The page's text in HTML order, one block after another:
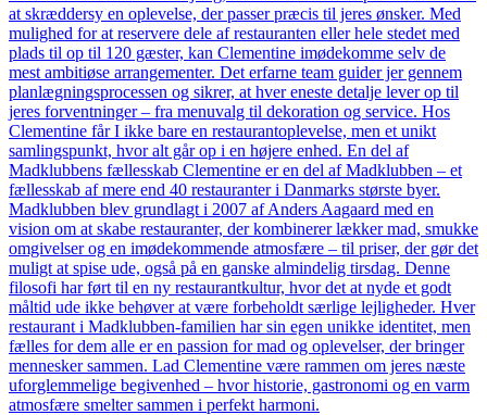
at skræddersy en oplevelse, der passer præcis til jeres ønsker. Med
mulighed for at reservere dele af restauranten eller hele stedet med
plads til op til 120 gæster, kan Clementine imødekomme selv de
mest ambitiøse arrangementer. Det erfarne team guider jer gennem
planlægningsprocessen og sikrer, at hver eneste detalje lever op til
jeres forventninger – fra menuvalg til dekoration og service. Hos
Clementine får I ikke bare en restaurantoplevelse, men et unikt
samlingspunkt, hvor alt går op i en højere enhed. En del af
Madklubbens fællesskab Clementine er en del af Madklubben – et
fællesskab af mere end 40 restauranter i Danmarks største byer.
Madklubben blev grundlagt i 2007 af Anders Aagaard med en
vision om at skabe restauranter, der kombinerer lækker mad, smukke
omgivelser og en imødekommende atmosfære – til priser, der gør det
muligt at spise ude, også på en ganske almindelig tirsdag. Denne
filosofi har ført til en ny restaurantkultur, hvor det at nyde et godt
måltid ude ikke behøver at være forbeholdt særlige lejligheder. Hver
restaurant i Madklubben-familien har sin egen unikke identitet, men
fælles for dem alle er en passion for mad og oplevelser, der bringer
mennesker sammen. Lad Clementine være rammen om jeres næste
uforglemmelige begivenhed – hvor historie, gastronomi og en varm
atmosfære smelter sammen i perfekt harmoni.